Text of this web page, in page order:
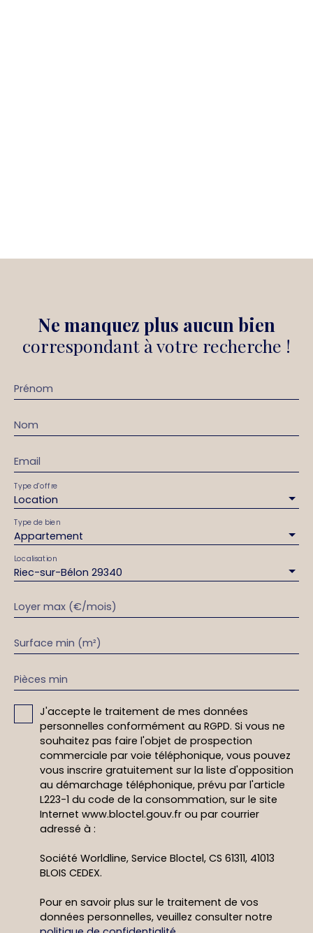
Ne manquez plus aucun bien
correspondant à votre recherche !
Prénom
Nom
Email
Location
Type d'offre
Appartement
Type de bien
Riec-sur-Bélon 29340
Localisation
Loyer max (€/mois)
Surface min (m²)
Pièces min
J'accepte le traitement de mes données
personnelles conformément au RGPD. Si vous ne
souhaitez pas faire l'objet de prospection
commerciale par voie téléphonique, vous pouvez
vous inscrire gratuitement sur la liste d'opposition
au démarchage téléphonique, prévu par l'article
L223-1 du code de la consommation, sur le site
Internet www.bloctel.gouv.fr ou par courrier
adressé à :
Société Worldline, Service Bloctel, CS 61311, 41013
BLOIS CEDEX.
Pour en savoir plus sur le traitement de vos
données personnelles, veuillez consulter notre